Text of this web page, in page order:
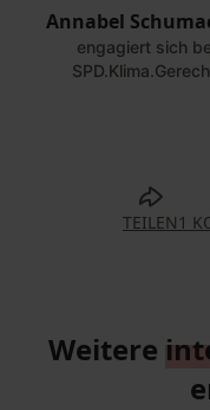
Annabel
engagiert sich
TEILEN 1
Weitere